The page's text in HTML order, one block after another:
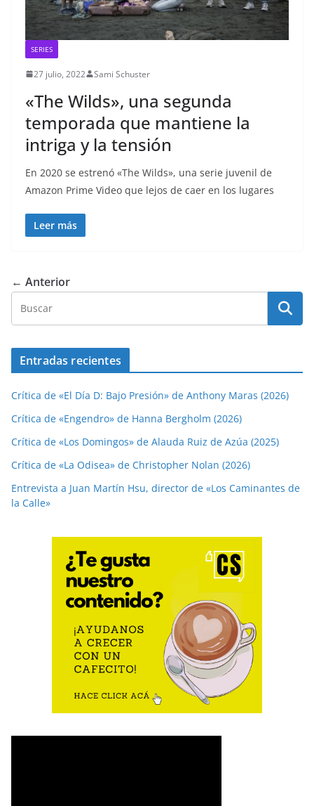
SERIES
27 julio, 2022 Sami Schuster
«The Wilds», una segunda
temporada que mantiene la
intriga y la tensión
En 2020 se estrenó «The Wilds», una serie juvenil de
Amazon Prime Video que lejos de caer en los lugares
Leer más
← Anterior
Entradas recientes
Crítica de «El Día D: Bajo Presión» de Anthony Maras (2026)
Crítica de «Engendro» de Hanna Bergholm (2026)
Crítica de «Los Domingos» de Alauda Ruiz de Azúa (2025)
Crítica de «La Odisea» de Christopher Nolan (2026)
Entrevista a Juan Martín Hsu, director de «Los Caminantes de
la Calle»